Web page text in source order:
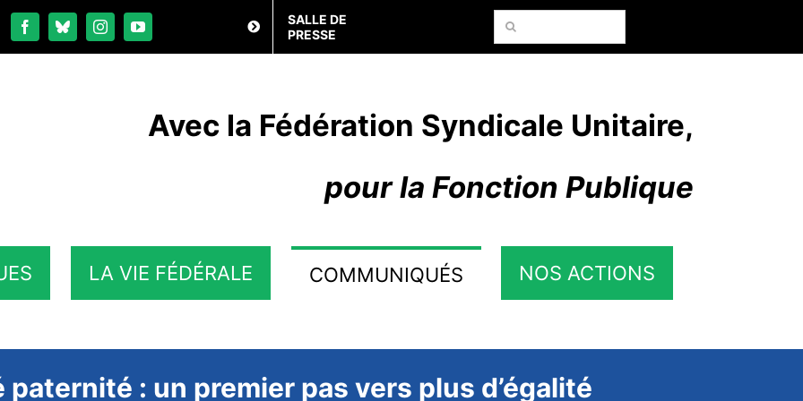
SALLE DE
PRESSE
Rechercher:
Avec la Fédération Syndicale Unitaire,
pour la Fonction Publique
LA VIE FÉDÉRALE COMMUNIQUÉS NOS ACTIONS
: un premier pas vers plus d’égalité